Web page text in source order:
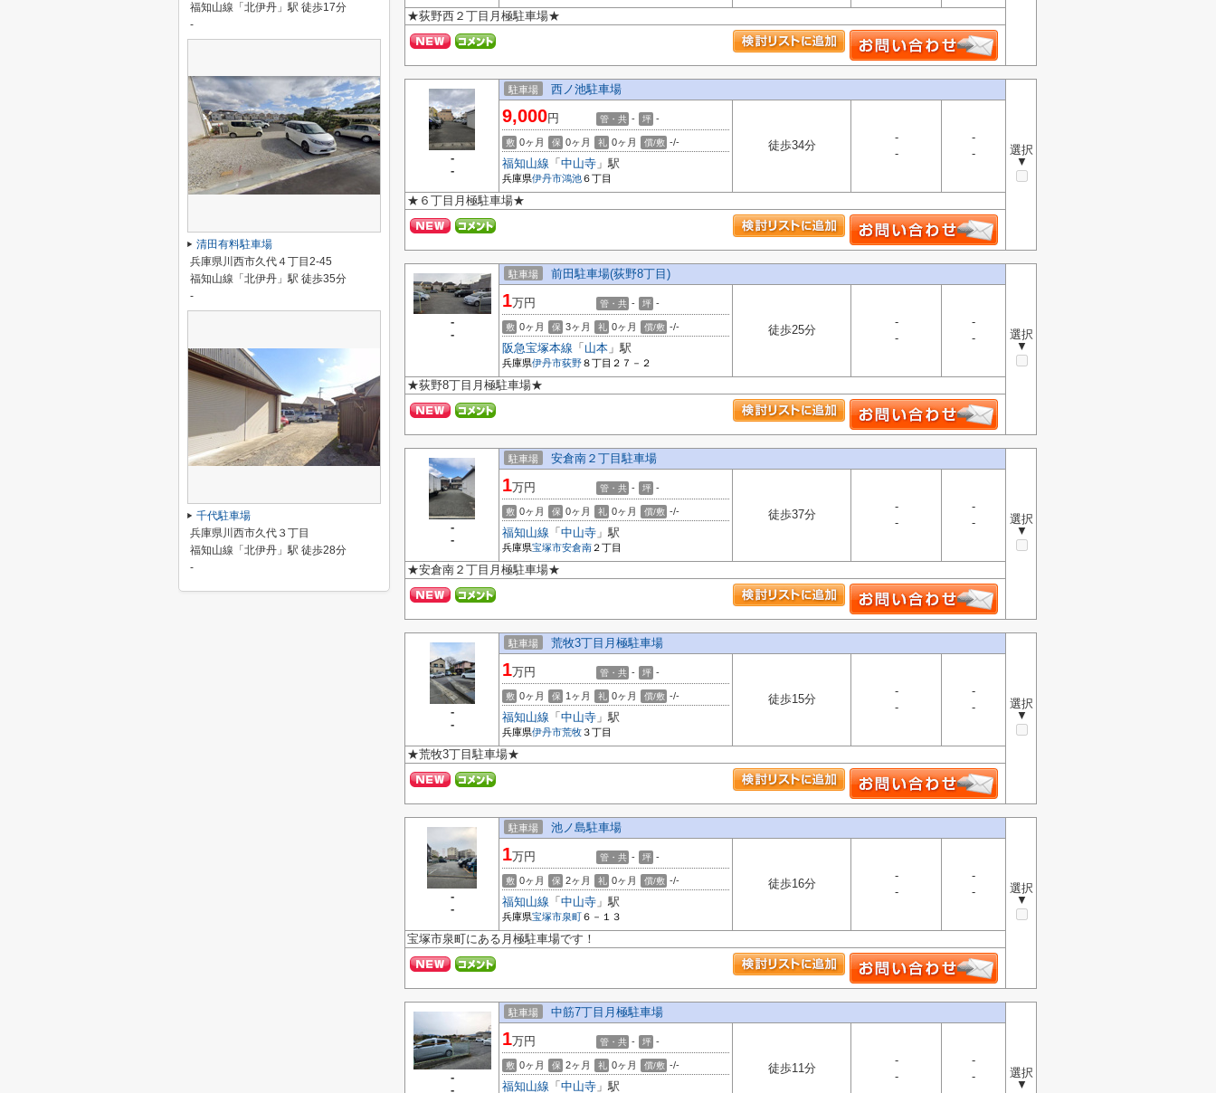
★荻野西２丁目月極駐車場★
-
-
駐車場 西ノ池駐車場
選択
▼
9,000円 管・共 - 坪 -
敷 0ヶ月 保 0ヶ月 礼 0ヶ月 償/敷 -/-
福知山線 「 中山寺 」駅
兵庫県伊丹市鴻池６丁目
徒歩34分
-
-
-
-
★６丁目月極駐車場★
-
-
駐車場 前田駐車場(荻野8丁目)
選択
▼
1万円 管・共 - 坪 -
敷 0ヶ月 保 3ヶ月 礼 0ヶ月 償/敷 -/-
阪急宝塚本線 「 山本 」駅
兵庫県伊丹市荻野８丁目２７－２
徒歩25分
-
-
-
-
★荻野8丁目月極駐車場★
-
-
駐車場 安倉南２丁目駐車場
選択
▼
1万円 管・共 - 坪 -
敷 0ヶ月 保 0ヶ月 礼 0ヶ月 償/敷 -/-
福知山線 「 中山寺 」駅
兵庫県宝塚市安倉南 ２丁目
徒歩37分
-
-
-
-
★安倉南２丁目月極駐車場★
-
-
駐車場 荒牧3丁目月極駐車場
選択
▼
1万円 管・共 - 坪 -
敷 0ヶ月 保 1ヶ月 礼 0ヶ月 償/敷 -/-
福知山線 「 中山寺 」駅
兵庫県伊丹市荒牧３丁目
徒歩15分
-
-
-
-
★荒牧3丁目駐車場★
-
-
駐車場 池ノ島駐車場
選択
▼
1万円 管・共 - 坪 -
敷 0ヶ月 保 2ヶ月 礼 0ヶ月 償/敷 -/-
福知山線 「 中山寺 」駅
兵庫県宝塚市泉町６－１３
徒歩16分
-
-
-
-
宝塚市泉町にある月極駐車場です！
-
-
駐車場 中筋7丁目月極駐車場
選択
▼
1万円 管・共 - 坪 -
敷 0ヶ月 保 2ヶ月 礼 0ヶ月 償/敷 -/-
福知山線 「 中山寺 」駅
徒歩11分
-
-
-
-
福知山線「北伊丹」駅 徒歩17分
-
清田有料駐車場
兵庫県川西市久代４丁目2-45
福知山線「北伊丹」駅 徒歩35分
-
千代駐車場
兵庫県川西市久代３丁目
福知山線「北伊丹」駅 徒歩28分
-